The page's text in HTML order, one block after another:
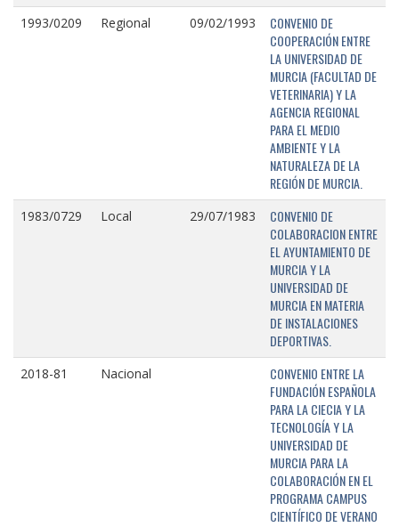
1993/0209 Regional 09/02/1993
CONVENIO DE
COOPERACIÓN ENTRE
LA UNIVERSIDAD DE
MURCIA (FACULTAD DE
VETERINARIA) Y LA
AGENCIA REGIONAL
PARA EL MEDIO
AMBIENTE Y LA
NATURALEZA DE LA
REGIÓN DE MURCIA.
1983/0729 Local 29/07/1983
CONVENIO DE
COLABORACION ENTRE
EL AYUNTAMIENTO DE
MURCIA Y LA
UNIVERSIDAD DE
MURCIA EN MATERIA
DE INSTALACIONES
DEPORTIVAS.
2018-81 Nacional
CONVENIO ENTRE LA
FUNDACIÓN ESPAÑOLA
PARA LA CIECIA Y LA
TECNOLOGÍA Y LA
UNIVERSIDAD DE
MURCIA PARA LA
COLABORACIÓN EN EL
PROGRAMA CAMPUS
CIENTÍFICO DE VERANO